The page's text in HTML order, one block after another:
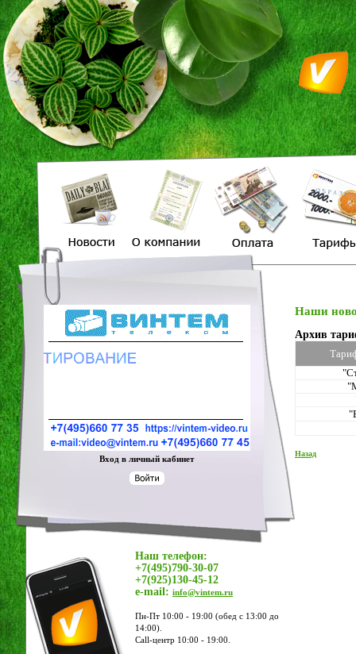
Вход в личный кабинет
Наш телефон:
+7(495)790-30-07
+7(925)130-45-12
e-mail: info@vintem.ru
Пн-Пт 10:00 - 19:00 (обед с 13:00 до
14:00).
Call-центр 10:00 - 19:00.
Наши
Архив
Назад